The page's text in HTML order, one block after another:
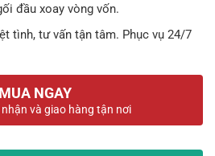
đầu xoay vòng vốn.
tình, tư vấn tận tâm. Phục vụ 24/7
MUA NGAY
nhận và giao hàng tận nơi